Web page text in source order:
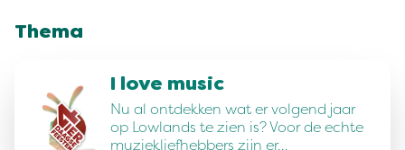
Thema
I love music
Nu al ontdekken wat er volgend jaar
op Lowlands te zien is? Voor de echte
muziekliefhebbers zijn er…